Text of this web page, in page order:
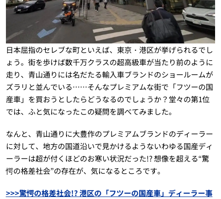
日本屈指のセレブな町といえば、東京・港区が挙げられるでし
ょう。街を歩けば数千万クラスの超高級車が当たり前のように
走り、青山通りには名だたる輸入車ブランドのショールームが
ズラリと並んでいる……そんなプレミアムな街で「フツーの国
産車」を買おうとしたらどうなるのでしょうか？堂々の第1位
では、ふと気になったこの疑問を調べてみました。
なんと、青山通りに大豊作のプレミアムブランドのディーラー
に対して、地方の国道沿いで見かけるようないわゆる国産ディ
ーラーは超が付くほどのお寒い状況だった!? 想像を超える“驚
愕の格差社会”の存在が、気になるところです。
>>>驚愕の格差社会!? 港区の「フツーの国産車」ディーラー事